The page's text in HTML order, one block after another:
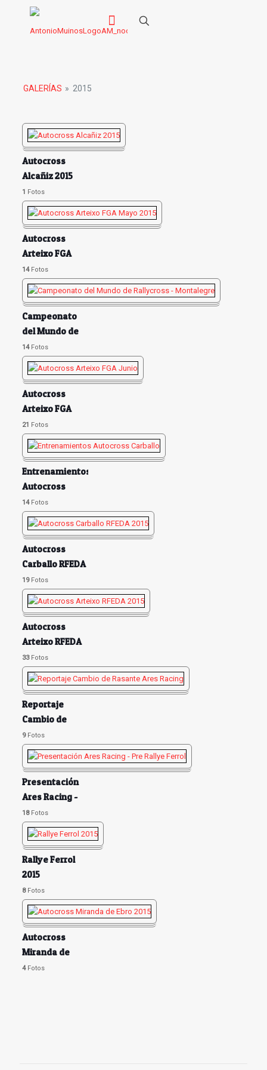
GALERÍAS » 2015
Autocross
Alcañiz 2015
1 Fotos
Autocross
Arteixo FGA
Mayo 2015
14Fotos
Campeonato
del Mundo de
Rallycross -
Montalegre
14Fotos
Autocross
Arteixo FGA
Junio
21 Fotos
Entrenamientos
Autocross
Carballo
14Fotos
Autocross
Carballo RFEDA
2015
19Fotos
Autocross
Arteixo RFEDA
2015
33Fotos
Reportaje
Cambio de
Rasante Ares
Racing
9Fotos
Presentación
Ares Racing -
Pre Rallye
Ferrol
18Fotos
Rallye Ferrol
2015
8Fotos
Autocross
Miranda de
Ebro 2015
4Fotos